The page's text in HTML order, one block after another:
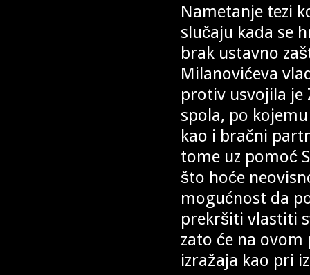
Nametanje tezi
slučaju kada se
brak ustavno
Milanovićeva
protiv usvojila
spola, po
kao i bračni
tome uz pomoć
što hoće
mogućnost da
prekršiti vlastiti
zato će na ovom
izražaja kao pri